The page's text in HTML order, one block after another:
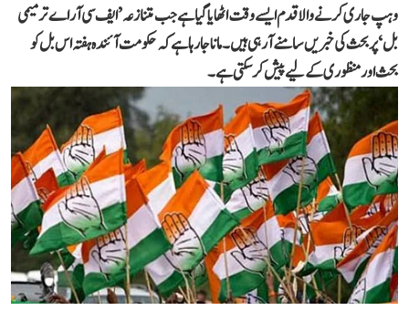
وہپ جاری کرنے والا قدم ایسے وقت اٹھایا گیا ہے جب متنازعہ ’ایف سی آر اے ترمیمی
بل‘ پر بحث کی خبریں سامنے آ رہی ہیں۔ مانا جا رہا ہے کہ حکومت آئندہ ہفتہ اس بل کو
بحث اور منظوری کے لیے پیش کر سکتی ہے۔